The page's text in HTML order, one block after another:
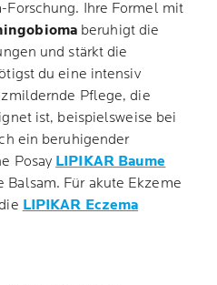
Ihre Formel mit
beruhigt die
und stärkt die
du eine intensiv
Pflege, die
ist, beispielsweise bei
ein beruhigender
Posay LIPIKAR Baume
Balsam. Für akute Ekzeme
LIPIKAR Eczema